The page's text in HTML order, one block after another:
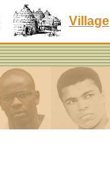
Village